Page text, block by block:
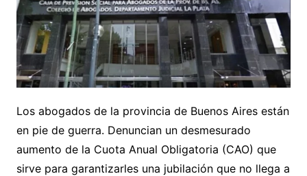
Los abogados de la provincia de Buenos Aires están
en pie de guerra. Denuncian un desmesurado
aumento de la Cuota Anual Obligatoria (CAO) que
sirve para garantizarles una jubilación que no llega a